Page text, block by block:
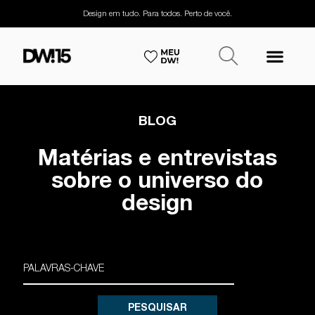
Design em tudo. Para todos. Perto de você.
BLOG
Matérias e entrevistas
sobre o universo do
design
PESQUISAR